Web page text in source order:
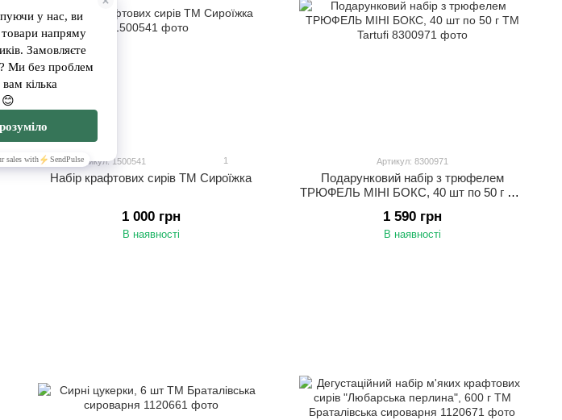
Артикул: 1500541 1
Набір крафтових сирів ТМ Сироїжка
1 000 грн
В наявності
Артикул: 8300971
Подарунковий набір з трюфелем
ТРЮФЕЛЬ МІНІ БОКС, 40 шт по 50 г ТМ
1 590 грн
В наявності